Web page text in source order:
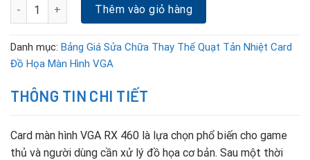
Thay thế vỏ ngoài card đồ họa Vga RX 460 số lượng
Thêm vào giỏ hàng
Danh mục: Bảng Giá Sửa Chữa Thay Thế Quạt Tản Nhiệt Card
Đồ Họa Màn Hình VGA
THÔNG TIN CHI TIẾT
Card màn hình VGA RX 460 là lựa chọn phổ biến cho game
thủ và người dùng cần xử lý đồ họa cơ bản. Sau một thời